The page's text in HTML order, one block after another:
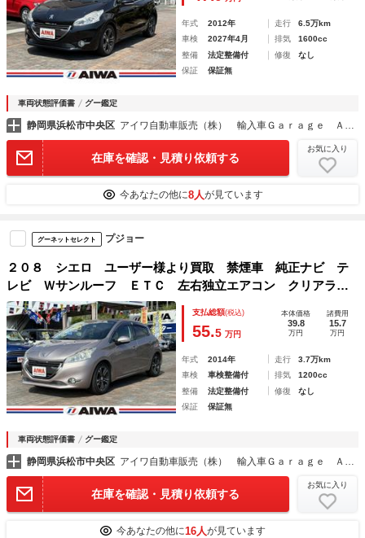
年式 2012年 走行
6.5万km
車検
2027年4月 排気
1600cc
整備
法定整備付 修復
なし
保証
保証無
車両状態評価書 グー鑑定
静岡県浜松市中央区 アイワ自動車販売（株） 輸入車Ｇａｒａｇｅ ＡＩＷＡ向宿
在庫を確認・見積り依頼する
お気に入り
今あなたの他に8人が見ています
グーネットセレクト プジョー
２０８ シエロ ユーザー様より買取 禁煙車 純正ナビ テ
レビ Ｗサンルーフ ＥＴＣ 左右独立エアコン クリアラン
スソナー
支払総額(税込)
55.5 万円
本体価格
39.8
万円
諸費用
15.7
万円
年式 2014年 走行
3.7万km
車検
車検整備付 排気
1200cc
整備
法定整備付 修復
なし
保証
保証無
車両状態評価書 グー鑑定
静岡県浜松市中央区 アイワ自動車販売（株） 輸入車Ｇａｒａｇｅ ＡＩＷＡ向宿
在庫を確認・見積り依頼する
お気に入り
今あなたの他に16人が見ています